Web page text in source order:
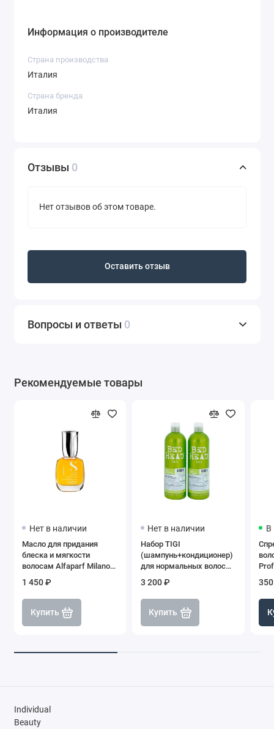
Информация о производителе
Страна производства
Италия
Страна бренда
Италия
Отзывы 0
Нет отзывов об этом товаре.
Оставить отзыв
Вопросы и ответы 0
Рекомендуемые товары
Нет в наличии
Масло для придания
блеска и мягкости
волосам Alfaparf Milano
Semi Di Lino Sublime
Cristalli, 15 мл
1 450 ₽
Купить
Нет в наличии
Набор TIGI
(шампунь+кондиционер)
для нормальных волос
Bead Head Urban
Antidotes Re-energize,
2*750 мл
3 200 ₽
Купить
В
Individual
Beauty